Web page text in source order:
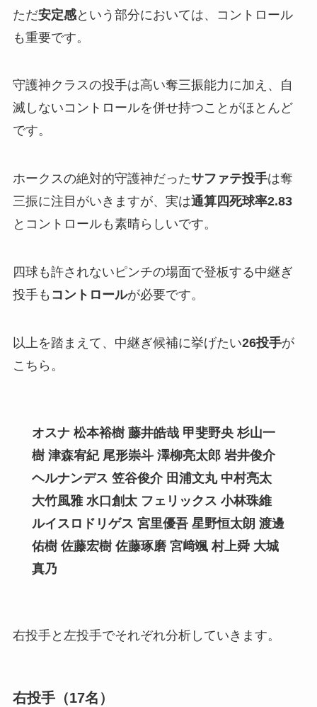
ただ安定感という部分においては、コントロール
も重要です。
守護神クラスの投手は高い奪三振能力に加え、自
滅しないコントロールを併せ持つことがほとんど
です。
ホークスの絶対的守護神だったサファテ投手は奪
三振に注目がいきますが、実は通算四死球率2.83
とコントロールも素晴らしいです。
四球も許されないピンチの場面で登板する中継ぎ
投手も コントロールが必要です。
以上を踏まえて、中継ぎ候補に挙げたい26投手が
こちら。
オスナ 松本裕樹 藤井皓哉 甲斐野央 杉山一
樹 津森宥紀 尾形崇斗 澤柳亮太郎 岩井俊介
ヘルナンデス 笠谷俊介 田浦文丸 中村亮太
大竹風雅 水口創太 フェリックス 小林珠維
ルイスロドリゲス 宮里優吾 星野恒太朗 渡邊
佑樹 佐藤宏樹 佐藤琢磨 宮﨑颯 村上舜 大城
真乃
右投手と左投手でそれぞれ分析していきます。
右投手（17名）